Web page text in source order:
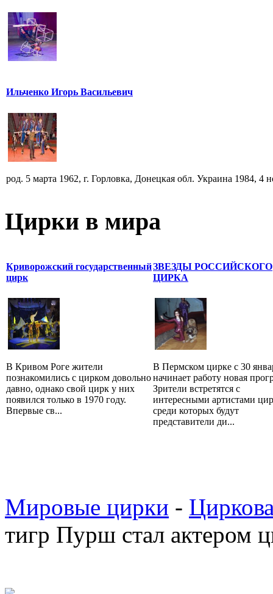
Ильченко Игорь Васильевич
род. 5 марта 1962, г. Горловка, Донецкая обл. Украина 1984, 4
Цирки в мира
Криворожский государственный
цирк
В Кривом Роге жители
познакомились с цирком довольно
давно, однако свой цирк у них
появился только в 1970 году.
Впервые св...
ЗВЕЗДЫ РОССИЙСКОГО
ЦИРКА
В Пермском цирке с 30
начинает работу новая
Зрители встретятся с
интересными артистами
среди которых будут
представители ди...
Мировые цирки -
тигр Пурш стал актером